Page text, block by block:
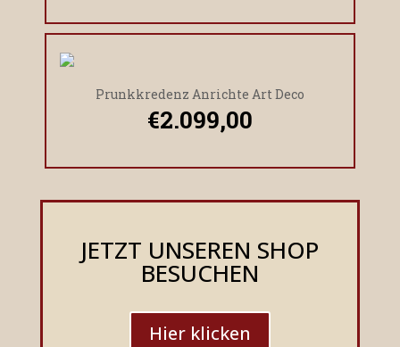
Prunkkredenz Anrichte Art Deco
€2.099,00
JETZT UNSEREN SHOP
BESUCHEN
Hier klicken